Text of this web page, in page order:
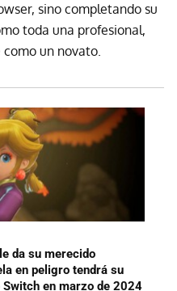
sino completando su
toda una profesional,
un novato.
da su merecido
en peligro tendrá su
en marzo de 2024